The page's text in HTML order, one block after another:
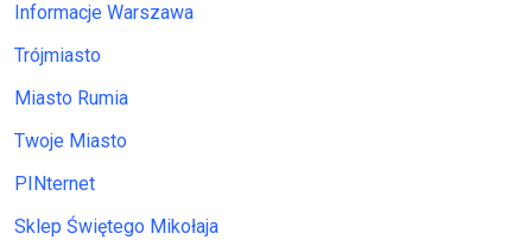
Informacje Warszawa
Trójmiasto
Miasto Rumia
Twoje Miasto
PINternet
Sklep Świętego Mikołaja